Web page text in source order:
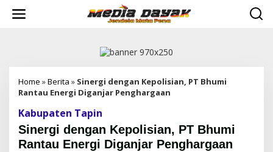
Home »Berita » Sinergi dengan Kepolisian, PT Bhumi
Rantau Energi Diganjar Penghargaan
Kabupaten Tapin
Sinergi dengan Kepolisian, PT Bhumi
Rantau Energi Diganjar Penghargaan